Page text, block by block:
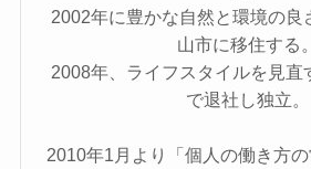
2002年に豊かな自然と環境の良
山市に移住する。
2008年、ライフスタイルを見直
で退社し独立。
2010年1月より「個人の働き方